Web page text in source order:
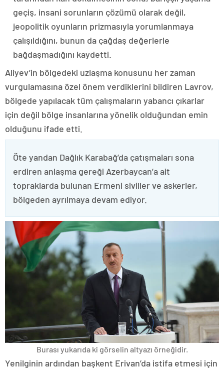
geçiş, insani sorunların çözümü olarak değil,
jeopolitik oyunların prizmasıyla yorumlanmaya
çalışıldığını, bunun da çağdaş değerlerle
bağdaşmadığını kaydetti.
Aliyev’in bölgedeki uzlaşma konusunu her zaman
vurgulamasına özel önem verdiklerini bildiren Lavrov,
bölgede yapılacak tüm çalışmaların yabancı çıkarlar
için değil bölge insanlarına yönelik olduğundan emin
olduğunu ifade etti.
Öte yandan Dağlık Karabağ’da çatışmaları sona
erdiren anlaşma gereği Azerbaycan’a ait
topraklarda bulunan Ermeni siviller ve askerler,
bölgeden ayrılmaya devam ediyor.
Burası yukarıda ki görselin altyazı örneğidir.
Yenilginin ardından başkent Erivan’da istifa etmesi için